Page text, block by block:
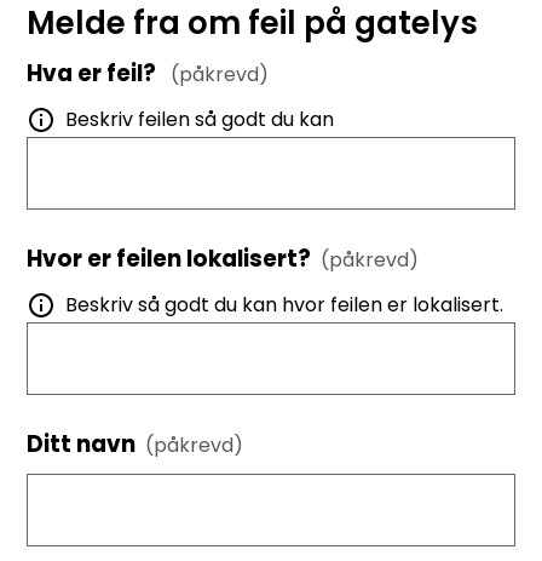
​Melde fra om feil på gatelys
Hva er feil?
(påkrevd)
Beskriv feilen så godt du kan
Hvor er feilen lokalisert? (påkrevd)
Beskriv så godt du kan hvor feilen er lokalisert.
Ditt navn (påkrevd)